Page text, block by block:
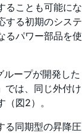
ることも可能にな
する初期のシステ
るパワー部品を使
ープが開発した
では、同じ外付け
図2）。
る同期型の昇降圧